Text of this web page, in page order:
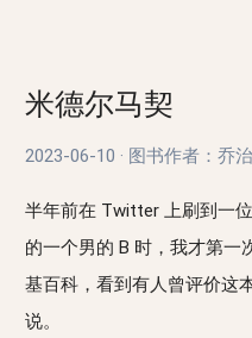
米德尔马契
2023-06-10 · 图书作者：乔
半年前在 Twitter 上刷到一
的一个男的 B 时，我才第一
基百科，看到有人曾评价这
说。